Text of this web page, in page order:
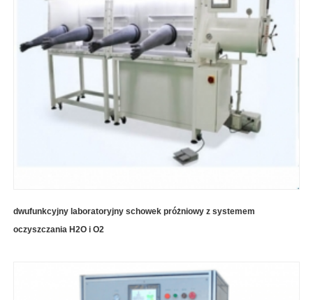
dwufunkcyjny laboratoryjny schowek próżniowy z systemem
oczyszczania H2O i O2